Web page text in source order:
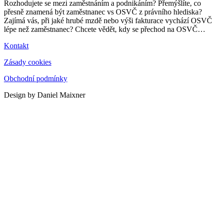
Rozhodujete se mezi zaměstnáním a podnikáním? Přemýšlíte, co
přesně znamená být zaměstnanec vs OSVČ z právního hlediska?
Zajímá vás, při jaké hrubé mzdě nebo výši fakturace vychází OSVČ
lépe než zaměstnanec? Chcete vědět, kdy se přechod na OSVČ…
Kontakt
Zásady cookies
Obchodní podmínky
Design by Daniel Maixner